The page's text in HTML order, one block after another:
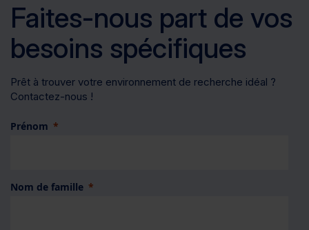
Faites-nous part de vos
besoins spécifiques
Prêt à trouver votre environnement de recherche idéal ?
Contactez-nous !
Prénom
Nom de famille